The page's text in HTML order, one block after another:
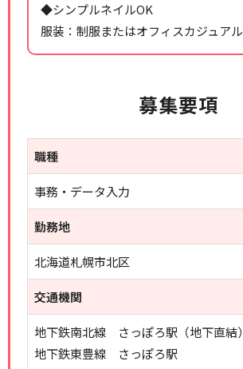
◆シンプルネイルOK
服装：制服またはオフィスカジュアル
募集要項
職種
事務・データ入力
勤務地
北海道札幌市北区
交通機関
地下鉄南北線 さっぽろ駅（地下直結）
地下鉄東豊線 さっぽろ駅